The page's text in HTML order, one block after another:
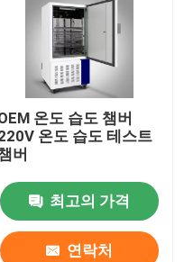
온도 습도 챔버
온도 습도 테스트
버
최고의 가격
연락처